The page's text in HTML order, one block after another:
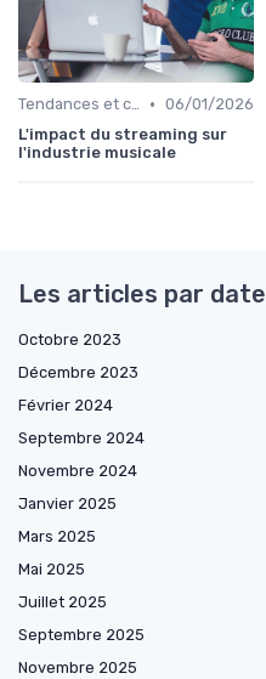
Tendances et chiffres du marché • 06/01/2026
L'impact du streaming sur
l'industrie musicale
Les articles par date
Octobre 2023
Décembre 2023
Février 2024
Septembre 2024
Novembre 2024
Janvier 2025
Mars 2025
Mai 2025
Juillet 2025
Septembre 2025
Novembre 2025